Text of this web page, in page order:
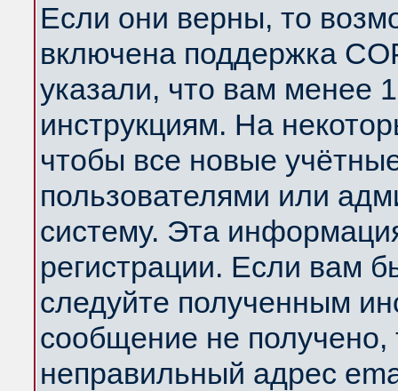
Если они верны, то
включена поддержка
указали, что вам менее
инструкциям. На
чтобы все новые
пользователями или
систему. Эта
регистрации. Если вам
следуйте полученным
сообщение не получено,
неправильный адрес